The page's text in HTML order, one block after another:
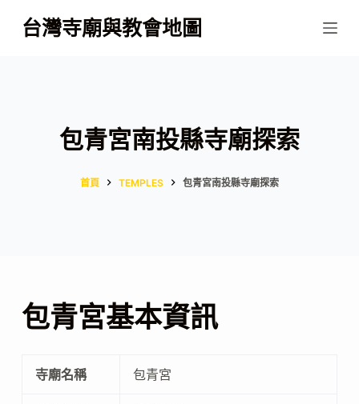
跳
至
台灣寺廟與教會地圖
包青宮南投縣寺廟探索
首頁 TEMPLES 包青宮南投縣寺廟探索
包青宮基本資訊
寺廟名稱 包青宮